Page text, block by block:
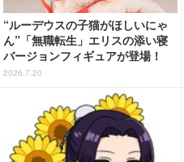
“ルーデウスの子猫がほしいにゃ
ん”「無職転生」エリスの添い寝
バージョンフィギュアが登場！
猫耳＆ネグリジェの圧倒的破壊力
2026.7.20